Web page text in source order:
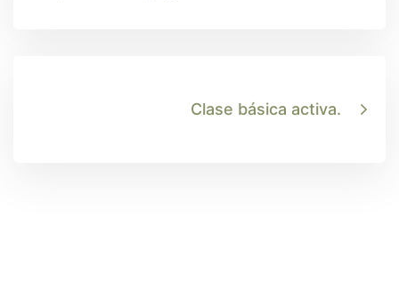
Clase básica activa.